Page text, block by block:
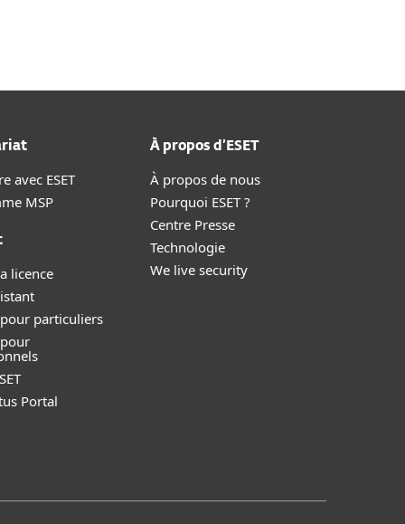
avec ESET
MSP
licence
particuliers
Portal
À propos d’ESET
À propos de nous
Pourquoi ESET ?
Centre Presse
Technologie
We live security